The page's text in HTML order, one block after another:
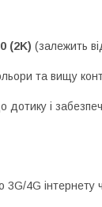
(2K) (залежить
та вищу
і
4G інтернету